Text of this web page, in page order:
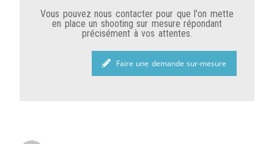
Vous pouvez nous contacter pour que l'on mette
en place un shooting sur mesure répondant
précisément à vos attentes.
Faire une demande sur-mesure